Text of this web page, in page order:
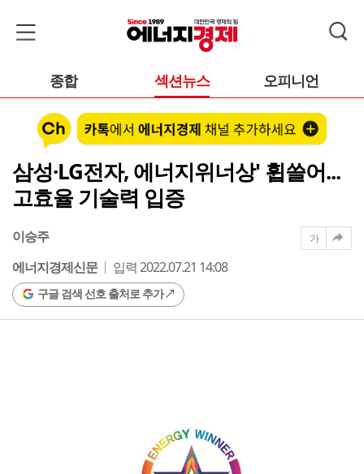
종합 섹션뉴스 오피니언
삼성·LG전자, 에너지위너상' 휩쓸어...
고효율 기술력 입증
이승주
에너지경제신문
입력 2022.07.21 14:08
구글 검색 선호 출처로 추가
가